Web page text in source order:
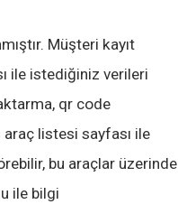
Müşteri kayıt
ile istediğiniz verileri
qr code
araç listesi sayfası ile
bu araçlar üzerinde
ile bilgi